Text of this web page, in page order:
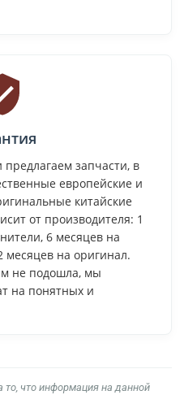
запчасти, в
европейские и
китайские
от производителя: 1
6 месяцев на
месяцев на оригинал.
не подошла, мы
на понятных и
что информация на данной